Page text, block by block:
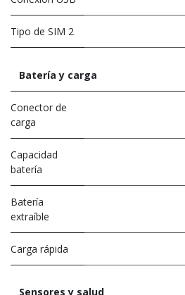
Tipo de SIM 2
Batería y carga
Conector de
carga
Capacidad
batería
Batería
extraíble
Carga rápida
Sensores y salud